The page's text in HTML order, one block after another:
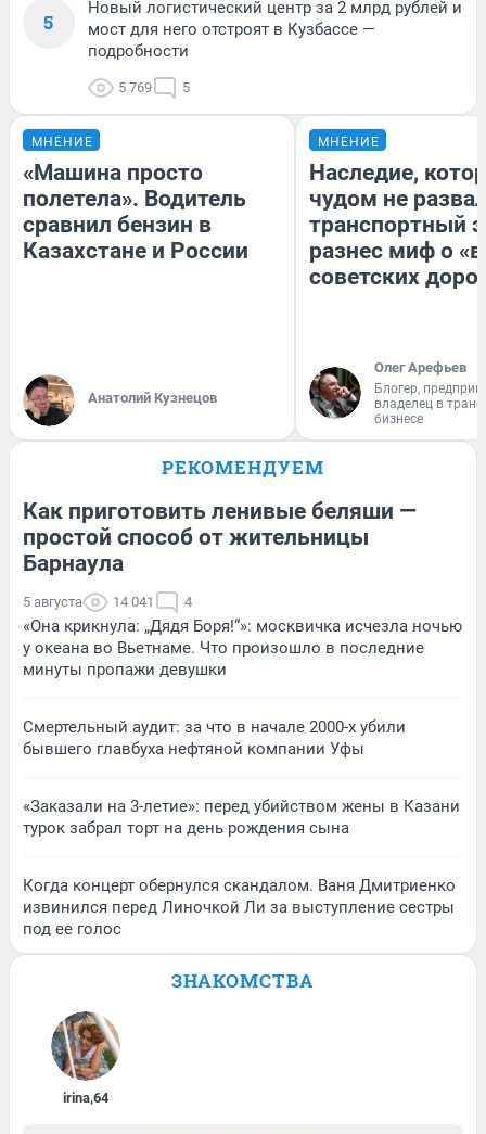
5
Новый логистический центр за 2 млрд рублей и
мост для него отстроят в Кузбассе —
подробности
5 769 5
МНЕНИЕ
«Машина просто
полетела». Водитель
сравнил бензин в
Казахстане и России
Анатолий Кузнецов
МНЕНИЕ
Наследие,
чудом не
транспортный
разнес миф о
советских
Олег Арефьев
Блогер,
владелец в
бизнесе
РЕКОМЕНДУЕМ
Как приготовить ленивые беляши —
простой способ от жительницы
Барнаула
5 августа 14 041 4
«Она крикнула: „Дядя Боря!“»: москвичка исчезла ночью
у океана во Вьетнаме. Что произошло в последние
минуты пропажи девушки
Смертельный аудит: за что в начале 2000-х убили
бывшего главбуха нефтяной компании Уфы
«Заказали на 3-летие»: перед убийством жены в Казани
турок забрал торт на день рождения сына
Когда концерт обернулся скандалом. Ваня Дмитриенко
извинился перед Линочкой Ли за выступление сестры
под ее голос
ЗНАКОМСТВА
irina,64